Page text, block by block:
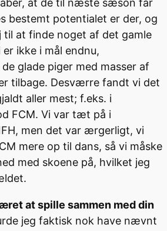
at de til næste sæson får
bestemt potentialet er der, og
at finde noget af det gamle
ikke i mål endnu,
glade piger med masser af
tilbage. Desværre fandt vi det
aller mest; f.eks. i
FCM. Vi var tæt på i
men det var ærgerligt, vi
mere op til dans, så vi måske
med skoene på, hvilket jeg
at spille sammen med din
jeg faktisk nok have nævnt